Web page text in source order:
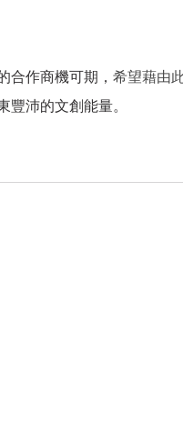
合作商機可期， 希望藉由
豐沛的文創能量。